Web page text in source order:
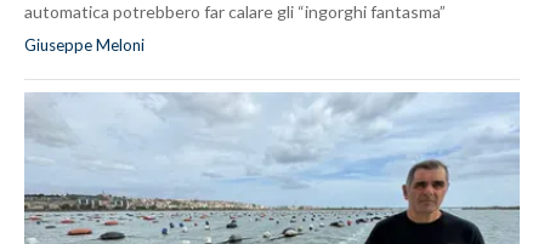
automatica potrebbero far calare gli “ingorghi fantasma”
Giuseppe Meloni